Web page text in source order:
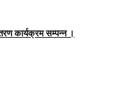
कार्यक्रम सम्पन्न ।